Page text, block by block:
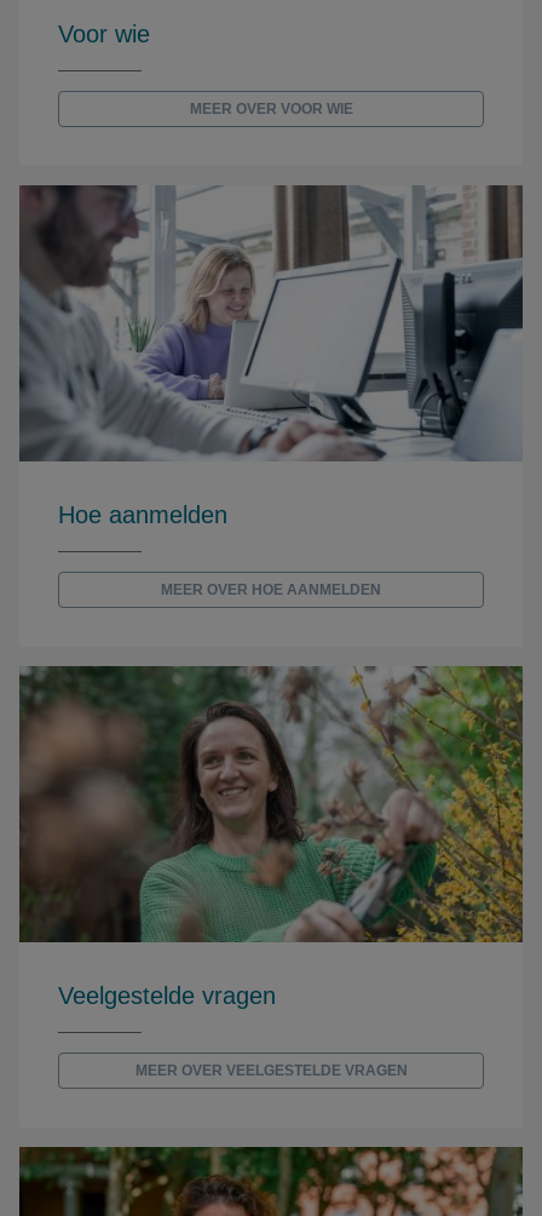
Voor wie
MEER OVER VOOR WIE
Hoe aanmelden
MEER OVER HOE AANMELDEN
Veelgestelde vragen
MEER OVER VEELGESTELDE VRAGEN